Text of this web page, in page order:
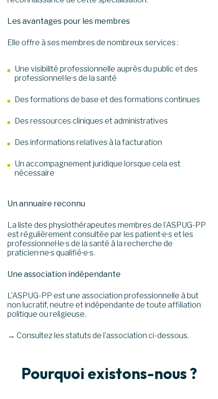
Les avantages pour les membres
Elle offre à ses membres de nombreux services :
Une visibilité professionnelle auprès du public et des
professionnel·le·s de la santé
Des formations de base et des formations continues
Des ressources cliniques et administratives
Des informations relatives à la facturation
Un accompagnement juridique lorsque cela est
nécessaire
Un annuaire reconnu
La liste des physiothérapeutes membres de l’ASPUG-PP
est régulièrement consultée par les patient·e·s et les
professionnel·le·s de la santé à la recherche de
praticien·ne·s qualifié·e·s.
Une association indépendante
L’ASPUG-PP est une association professionnelle à but
non lucratif, neutre et indépendante de toute affiliation
politique ou religieuse.
→ Consultez les statuts de l’association ci-dessous.
Pourquoi existons-nous ?